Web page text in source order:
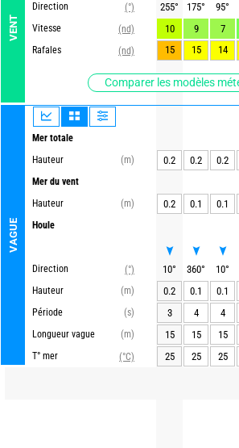
VENT
Direction
(°)
Vitesse
(nd)
Rafales
(nd)
Comparer les modèles
VAGUE
Mer totale
Hauteur
(m)
Mer du vent
Hauteur
(m)
Houle
Direction
(°)
Hauteur
(m)
Période
(s)
Longueur vague
(m)
T° mer
(°C)
255° 175° 95°
10
9 7
15
15 14
0.2 0.2 0.2
0.2 0.1 0.1
10° 360° 10°
0.2
0.1 0.1
3
4 4
15
15 15
25
25 25